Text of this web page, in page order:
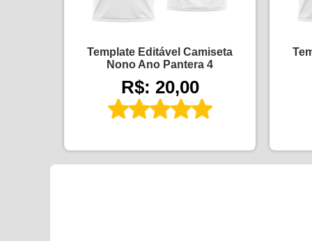
Template Editável Camiseta
Nono Ano Pantera 4
R$: 20,00